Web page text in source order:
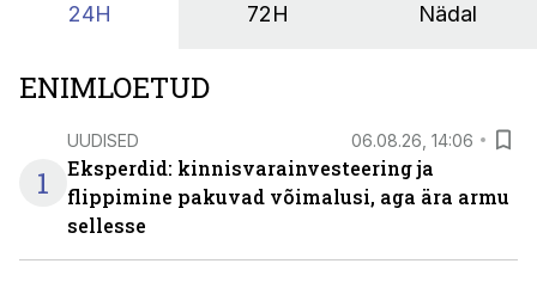
24H 72H Nädal
ENIMLOETUD
1
UUDISED 06.08.26, 14:06
Eksperdid: kinnisvarainvesteering ja
flippimine pakuvad võimalusi, aga ära armu
sellesse